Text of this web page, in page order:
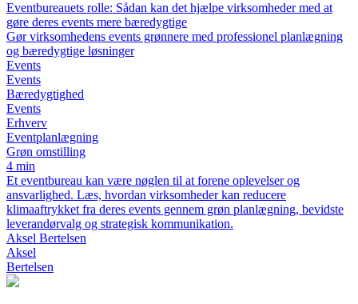
Eventbureauets rolle: Sådan kan det hjælpe virksomheder med at
gøre deres events mere bæredygtige
Gør virksomhedens events grønnere med professionel planlægning
og bæredygtige løsninger
Events
Events
Bæredygtighed
Events
Erhverv
Eventplanlægning
Grøn omstilling
4 min
Et eventbureau kan være nøglen til at forene oplevelser og
ansvarlighed. Læs, hvordan virksomheder kan reducere
klimaaftrykket fra deres events gennem grøn planlægning, bevidste
leverandørvalg og strategisk kommunikation.
Aksel Bertelsen
Aksel
Bertelsen